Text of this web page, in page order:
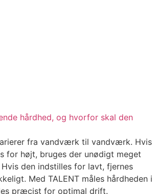
hårdhed, og hvorfor skal den
fra vandværk til vandværk. Hvis
for højt, bruges der unødigt meget
den indstilles for lavt, fjernes
Med TALENT måles hårdheden i
præcist for optimal drift.